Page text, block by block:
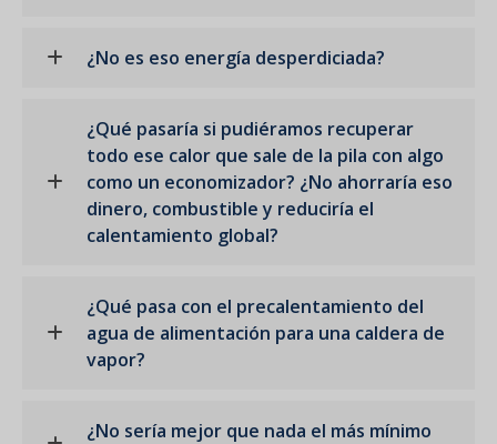
¿No es eso energía desperdiciada?
¿Qué pasaría si pudiéramos recuperar
todo ese calor que sale de la pila con algo
como un economizador? ¿No ahorraría eso
dinero, combustible y reduciría el
calentamiento global?
¿Qué pasa con el precalentamiento del
agua de alimentación para una caldera de
vapor?
¿No sería mejor que nada el más mínimo